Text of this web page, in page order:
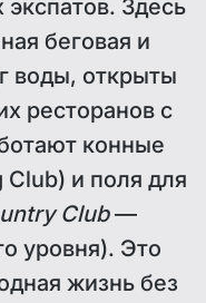
Здесь
беговая и
воды, открыты
ресторанов с
конные
и поля для
Club—
уровня). Это
жизнь без